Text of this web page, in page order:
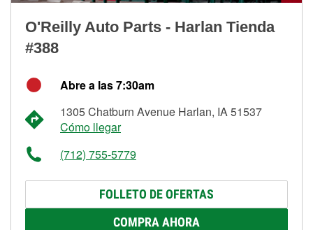
O'Reilly Auto Parts - Harlan Tienda
#388
Abre a las 7:30am
1305 Chatburn Avenue Harlan, IA 51537
Cómo llegar
(712) 755-5779
FOLLETO DE OFERTAS
COMPRA AHORA